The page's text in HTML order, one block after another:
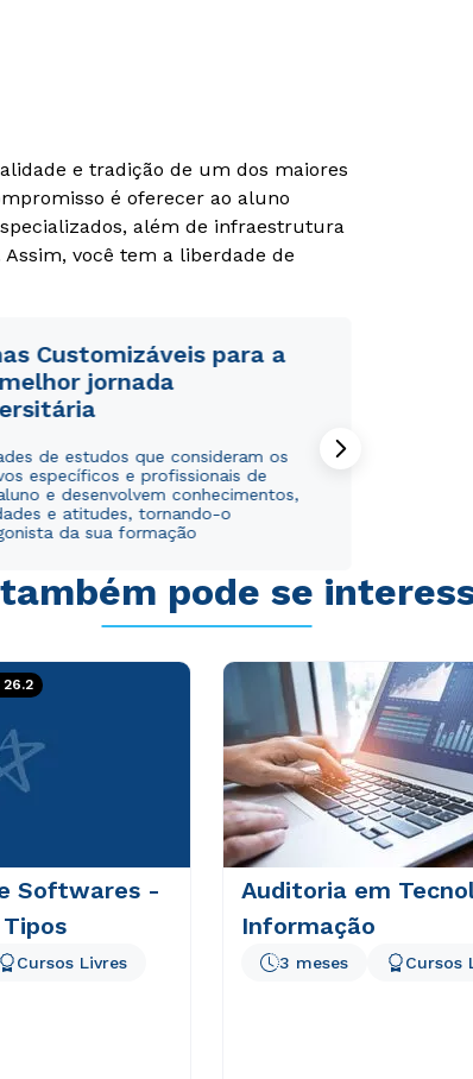
e tradição de um dos maiores
é oferecer ao aluno
além de infraestrutura
você tem a liberdade de
Customizáveis para a
jornada
de estudos que consideram os
específicos e profissionais de
e desenvolvem conhecimentos,
e atitudes, tornando-o
da sua formação
pode se
Softwares -
Cursos Livres
Auditoria em
Informação
3 meses Cursos
WhatsApp
ou
Estou de acordo com aPolítica de Privacidade.
autorizo que meus dados sejam utilizados para o
envio de conteúdos da Cruzeiro do Sul.
WhatsApp
ou
Estou de acordo com aPolítica de Privacidade.
autorizo que meus dados sejam utilizados para o
envio de conteúdos da Cruzeiro do Sul.